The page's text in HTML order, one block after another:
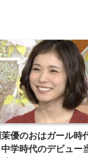
優のおはガール時
学時代のデビュー